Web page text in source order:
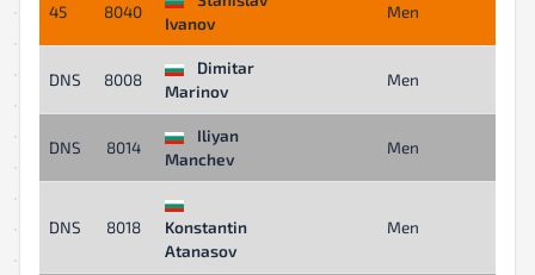
45 8040
Ivanov
Men
DNS 8008
Dimitar
Marinov
Men
DNS 8014
Iliyan
Manchev
Men
DNS 8018
Konstantin
Atanasov
Men